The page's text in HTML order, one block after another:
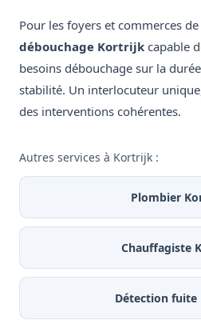
Pour les foyers et commerces
débouchage Kortrijk capable
besoins débouchage sur la
stabilité. Un interlocuteur
des interventions cohérentes.
Autres services à Kortrijk :
Plombier
Chauffagiste
Détection